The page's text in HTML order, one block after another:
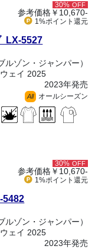
30% OFF
参考価格￥10,670-
1%ポイント 還元
LX-5527
ゾン・ジャンパー）
ェイ 2025
2023年発売
All オールシーズン
30% OFF
参考価格￥10,670-
1%ポイント 還元
5482
ゾン・ジャンパー）
ェイ 2025
2023年発売